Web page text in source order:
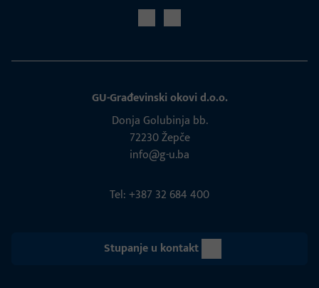
GU-Građevinski okovi d.o.o.
Donja Golubinja bb.
72230 Žepče
info@g-u.ba
Tel: +387 32 684 400
Stupanje u kontakt